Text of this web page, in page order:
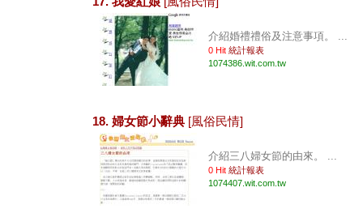
介紹婚禮禮俗及注意事項。 ...
0 Hit 統計報表
1074386.wit.com.tw
18. 婦女節小辭典 [風俗民情]
介紹三八婦女節的由來。 ...
0 Hit 統計報表
1074407.wit.com.tw